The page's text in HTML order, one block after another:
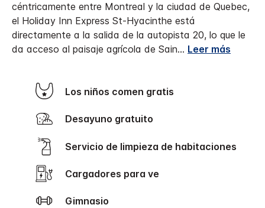
céntricamente entre Montreal y la ciudad de Quebec,
el Holiday Inn Express St-Hyacinthe está
directamente a la salida de la autopista 20, lo que le
da acceso al paisaje agrícola de Sain... Leer más
Los niños comen gratis
Desayuno gratuito
Servicio de limpieza de habitaciones
Cargadores para ve
Gimnasio